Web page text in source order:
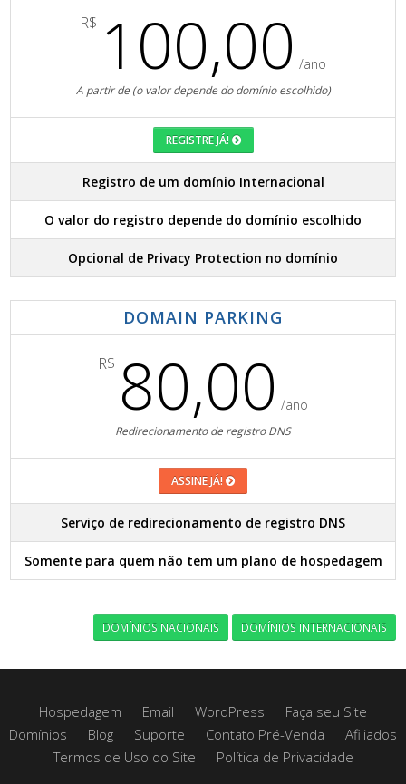
R$ 100,00 /ano
A partir de (o valor depende do domínio escolhido)
REGISTRE JÁ!
Registro de um domínio Internacional
O valor do registro depende do domínio escolhido
Opcional de Privacy Protection no domínio
DOMAIN PARKING
R$ 80,00 /ano
Redirecionamento de registro DNS
ASSINE JÁ!
Serviço de redirecionamento de registro DNS
Somente para quem não tem um plano de hospedagem
DOMÍNIOS NACIONAIS DOMÍNIOS INTERNACIONAIS
Hospedagem Email WordPress
Faça seu Site
Domínios
Blog Suporte Contato Pré-Venda
Afiliados
Termos de Uso do Site
Política de Privacidade